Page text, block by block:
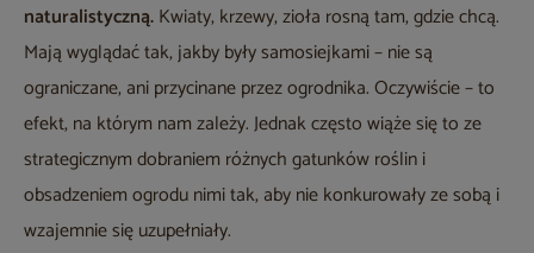
naturalistyczną.Kwiaty, krzewy, zioła rosną tam, gdzie chcą.
Mają wyglądać tak, jakby były samosiejkami – nie są
ograniczane, ani przycinane przez ogrodnika. Oczywiście – to
efekt, na którym nam zależy. Jednak często wiąże się to ze
strategicznym dobraniem różnych gatunków roślin i
obsadzeniem ogrodu nimi tak, aby nie konkurowały ze sobą i
wzajemnie się uzupełniały.